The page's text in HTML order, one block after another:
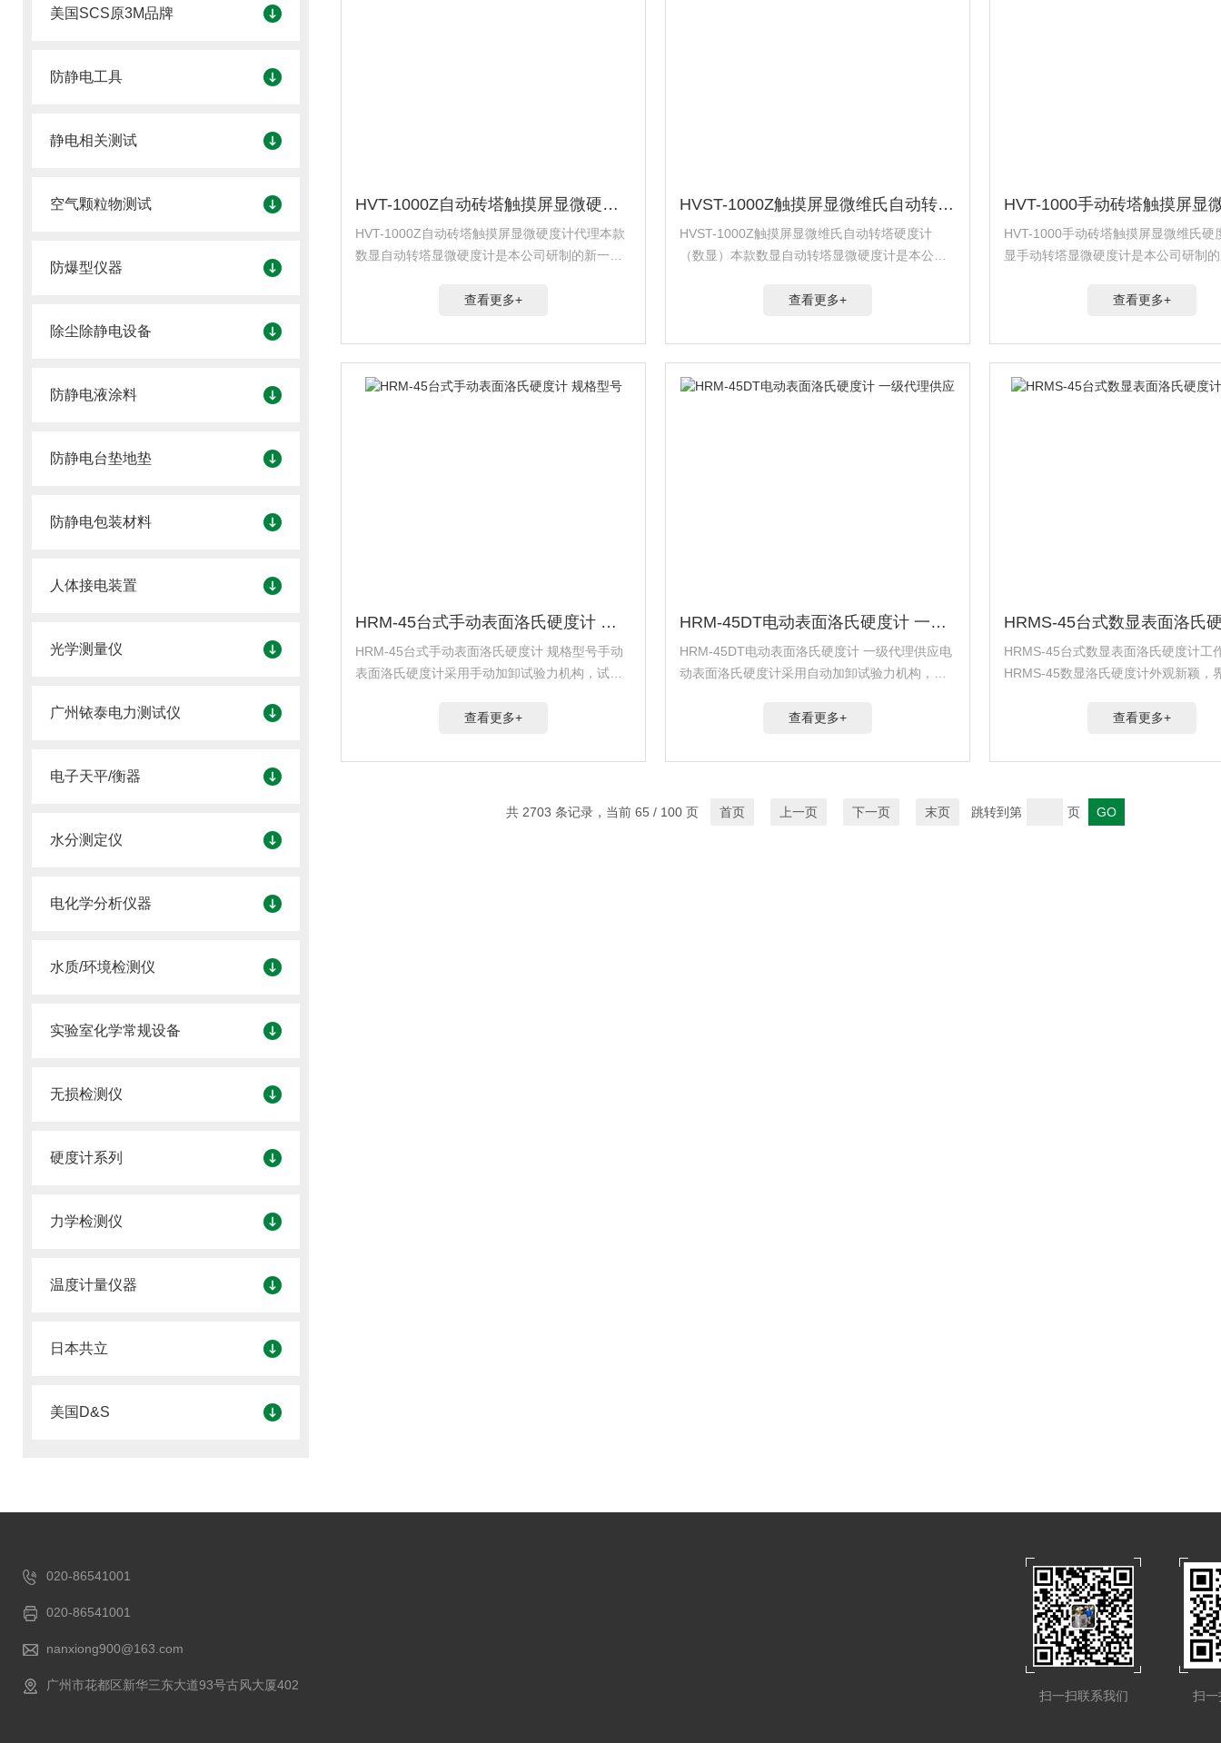
美国SCS原3M品牌
防静电工具
静电相关测试
空气颗粒物测试
防爆型仪器
除尘除静电设备
防静电液涂料
防静电台垫地垫
防静电包装材料
人体接电装置
光学测量仪
广州铱泰电力测试仪
电子天平/衡器
水分测定仪
电化学分析仪器
水质/环境检测仪
实验室化学常规设备
无损检测仪
硬度计系列
力学检测仪
温度计量仪器
日本共立
美国D&S
HVT-1000Z自动砖塔触摸屏显微硬度计代理
HVT-1000Z自动砖塔触摸屏显微硬度计代理本款
数显自动转塔显微硬度计是本公司研制的新一代
有良好的可靠性、可操作性和重复性，是测试显
查看更多+
HVST-1000Z触摸屏显微维氏自动转塔硬度计
HVST-1000Z触摸屏显微维氏自动转塔硬度计
（数显）本款数显自动转塔显微硬度计是本公司
计造型新颖,具有良好的可靠性、可操作性和重复
查看更多+
HVT-1000手动砖塔触摸屏显微维氏硬
显手动转塔显微硬度计是本公司研制
良好的可靠性、可操作性和重复性，
查看更多+
HRM-45台式手动表面洛氏硬度计 规格型号
HRM-45台式手动表面洛氏硬度计 规格型号手动
表面洛氏硬度计采用手动加卸试验力机构，试验
速，除表盘对零外，没有人为的操作误差，具有
查看更多+
HRM-45DT电动表面洛氏硬度计 一级代理供应
HRM-45DT电动表面洛氏硬度计 一级代理供应电
动表面洛氏硬度计采用自动加卸试验力机构，试
速，除表盘对零外，没有人为的操作误差，具有
查看更多+
HRMS-45台式数显表面洛氏硬度计工
HRMS-45数显洛氏硬度计外观新颖，
度示值在液晶屏上直接显示是机电一
查看更多+
共 2703 条记录，当前 65 / 100 页 首页 上一页 下一页 末页 跳转到第 页
020-86541001
020-86541001
nanxiong900@163.com
广州市花都区新华三东大道93号古风大厦402
扫一
扫一扫联系我们